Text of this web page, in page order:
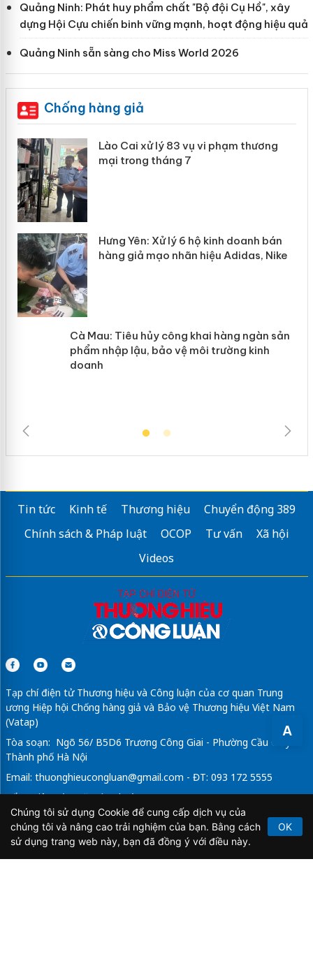
A
Quảng Ninh: Phát huy phẩm chất "Bộ đội Cụ Hồ", xây
dựng Hội Cựu chiến binh vững mạnh, hoạt động hiệu quả
Quảng Ninh sẵn sàng cho Miss World 2026
Chống hàng giả
Lào Cai xử lý 83 vụ vi phạm thương
mại trong tháng 7
Hưng Yên: Xử lý 6 hộ kinh doanh bán
hàng giả mạo nhãn hiệu Adidas, Nike
Cà Mau: Tiêu hủy công khai hàng
ngàn sản phẩm nhập lậu, bảo vệ môi
trường kinh doanh
Tin tức Kinh tế Thương hiệu
Chuyển động 389
Chính sách & Pháp luật
OCOP Tư vấn
Xã hội
Videos
Tạp chí điện tử Thương hiệu và Công luận của cơ quan Trung
ương Hiệp hội Chống hàng giả và Bảo vệ Thương hiệu Việt Nam
(Vatap)
Tòa soạn: Ngõ 56/ B5D6 Trương Công Giai - Phường Cầu Giấy -
Thành phố Hà Nội
Email: thuonghieucongluan@gmail.com - ĐT: 093 172 5555
Tổng Biên Tập: Vũ Đức Thuận
Giấy phép hoạt động báo chí điện tử số 64/GP-BTTTT do Bộ
Thông tin và Truyền thông cấp ngày 21/2/2020.
Chúng tôi sử dụng Cookie để cung cấp dịch vụ của
chúng tôi và nâng cao trải nghiệm của bạn. Bằng cách
sử dụng trang web này, bạn đã đồng ý với điều này.
OK